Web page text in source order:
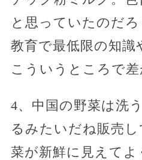
と思っていたのだ
教育で最低限の知識
こういうところで差
4、中国の野菜は洗
るみたいだね販売
菜が新鮮に見えてよ